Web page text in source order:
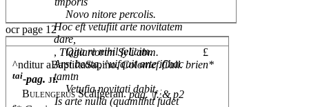
Novo nitore percolis.
Hoc eft vetufiit arte novitatem
dare,
Qjta re nihil felicim.
Arsi beata, ^uifquit arte ifihac
tamtn
Vetufia novitati dabit,
Is arte nulla (quamlihtt fudet
ocr page 12
, Tlagiariortm SyUabm.
£
^nditur aBaptiftaSapino.Colomef.Call. brien*
tai-pag. ji.
BulengerusScaligeran.pag. \f.;& p2